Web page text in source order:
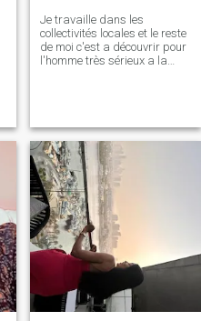
Je travaille dans les
collectivités locales et le reste
de moi c'est a découvrir pour
l'homme très sérieux a la